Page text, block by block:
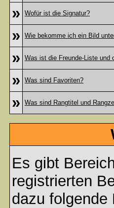
» Wofür ist die Signatur?
» Wie bekomme ich ein Bild
» Was ist die Freunde-Liste und
» Was sind Favoriten?
» Was sind Rangtitel und
Es gibt
registrierten
dazu folgende